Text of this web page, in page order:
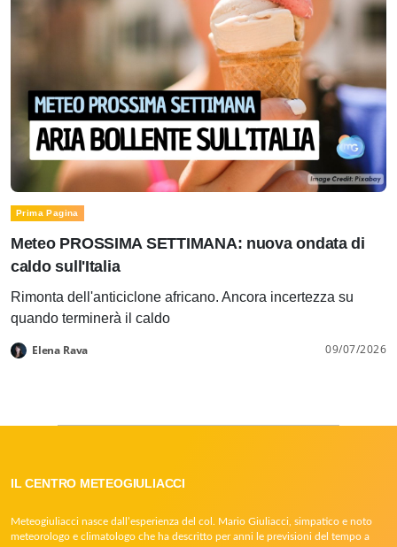
Prima Pagina
Meteo PROSSIMA SETTIMANA: nuova ondata di
caldo sull'Italia
Rimonta dell'anticiclone africano. Ancora incertezza su
quando terminerà il caldo
Elena Rava 09/07/2026
IL CENTRO METEOGIULIACCI
Meteogiuliacci nasce dall’esperienza del col. Mario Giuliacci, simpatico e noto
meteorologo e climatologo che ha descritto per anni le previsioni del tempo a